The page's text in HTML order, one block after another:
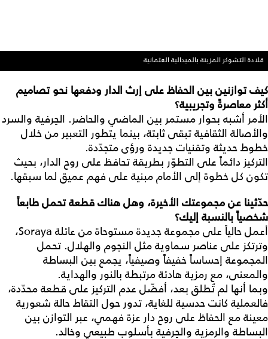
قلادة التشوكر المزينة بالميدالية العثمانية
كيفتوازنينبين الحفاظعلىإرث الدار ودفعها نحو تصاميم
أكثرمعاصرةً وتجريبية؟
الأمر أشبه بحوار مستمر بين الماضي والحاضر. الحِرفية والسرد
والأصالة الثقافية تبقى ثابتة، بينما يتطور التعبير من خلال
خطوط حديثة وتقنيات جديدة ورؤى متجدّدة.
التركيز دائماً على التطوّر بطريقة تحافظ على روح الدار، بحيث
تكون كل خطوة إلى الأمام مبنية على فهم عميق لما سبقها.
حدّثينا عنمجموعتك الأخيرة، وهلهناكقطعةتحملطابعاً
شخصياًبالنسبةإليك؟
أعمل حالياً على مجموعة جديدة مستوحاة من عائلة Soraya،
وترتكز على عناصر سماوية مثل النجوم والهلال. تحمل
المجموعة إحساساً خفيفاً وصيفياً، يجمع بين البساطة
والمعنى، مع رمزية هادئة مرتبطة بالنور والهداية.
وبما أنها لم تُطلق بعد، أفضّل عدم التركيز على قطعة محدّدة،
فالعملية كانت حدسية للغاية، تدور حول التقاط حالة شعورية
معينة مع الحفاظ على روح دار عزة فهمي، عبر التوازن بين
البساطة والرمزية والحِرفية بأسلوب طبيعي وخالد.